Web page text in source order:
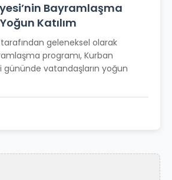
Bayramlaşma
Katılım
geleneksel olarak
programı, Kurban
gününde vatandaşların yoğun